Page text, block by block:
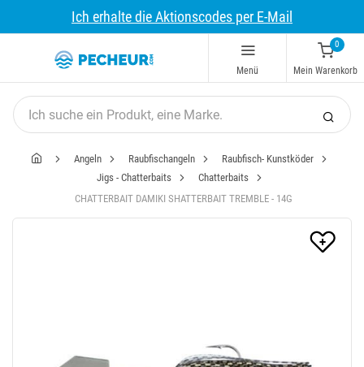
Ich erhalte die Aktionscodes per E-Mail
Menü
0
Mein Warenkorb
Angeln Raubfischangeln
Raubfisch- Kunstköder
Jigs - Chatterbaits
Chatterbaits
CHATTERBAIT DAMIKI SHATTERBAIT TREMBLE - 14G